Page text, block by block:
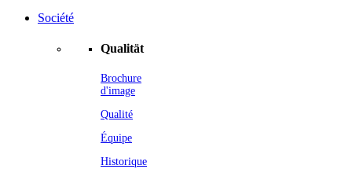
Société
Qualität
Brochure
d'image
Qualité
Équipe
Historique